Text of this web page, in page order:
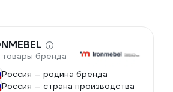
бренда
Россия — родина бренда
Россия — страна производства